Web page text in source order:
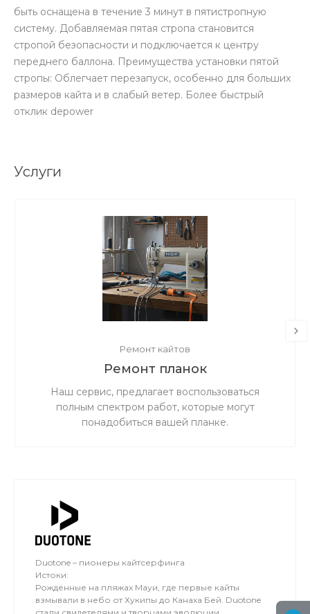
быть оснащена ​​в течение 3 минут в пятистропную
систему. Добавляемая пятая стропа становится
стропой безопасности и подключается к центру
переднего баллона. Преимущества установки пятой
стропы: Облегчает перезапуск, особенно для больших
размеров кайта и в слабый ветер. Более быстрый
отклик depower
Услуги
Ремонт кайтов
Ремонт планок
Наш сервис, предлагает воспользоваться
полным спектром работ, которые могут
понадобиться вашей планке.
Duotone – пионеры кайтсерфинга
Истоки:
Рождённые на пляжах Мауи, где первые кайты
взмывали в небо от Хукипы до Канаха Бей. Duotone